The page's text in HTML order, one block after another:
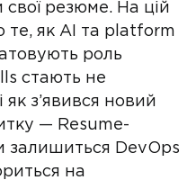
резюме. На цій
те, як AI та platform
роль
стають не
з’явився новий
— Resume-
залишиться DevOps
на